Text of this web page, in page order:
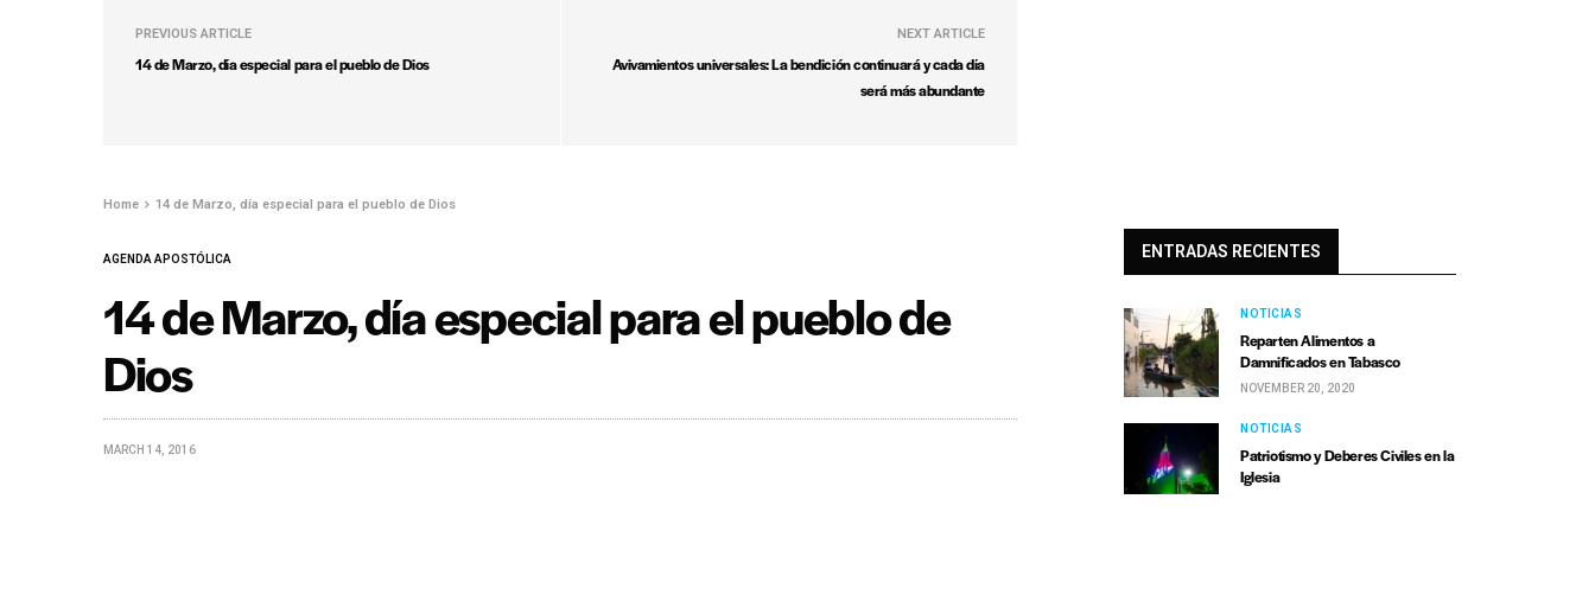
PREVIOUS ARTICLE
14 de Marzo, día especial para el pueblo de Dios
NEXT ARTICLE
Avivamientos universales: La bendición continuará y cada día
será más abundante
Home 14 de Marzo, día especial para el pueblo de Dios
AGENDA APOSTÓLICA
14 de Marzo, día especial para el pueblo de
Dios
MARCH 14, 2016
ENTRADAS RECIENTES
NOTICIAS
Reparten Alimentos a
Damnificados en Tabasco
NOVEMBER 20, 2020
NOTICIAS
Patriotismo y Deberes Civiles en la
Iglesia